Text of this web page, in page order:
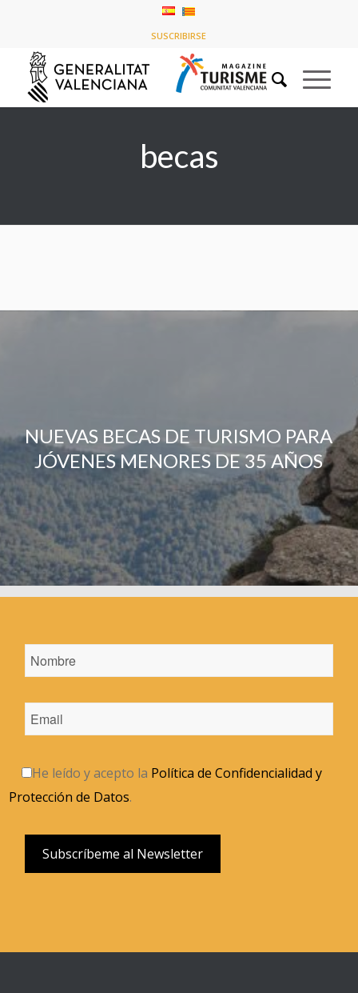
SUSCRIBIRSE
becas
NUEVAS BECAS DE TURISMO PARA
JÓVENES MENORES DE 35 AÑOS
He leído y acepto la Política de Confidencialidad y
Protección de Datos.